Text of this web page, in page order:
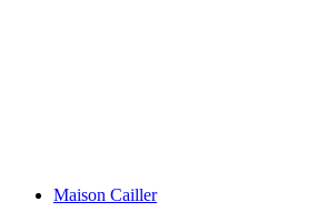
Maison Cailler